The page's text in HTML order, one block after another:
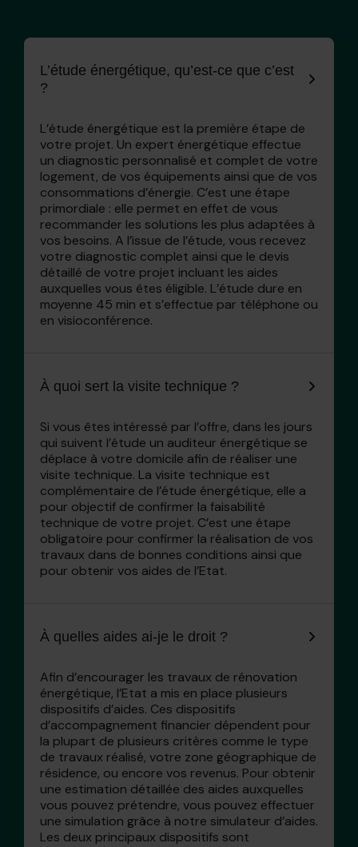
L’étude énergétique, qu’est-ce que c’est
?
L’étude énergétique est la première étape de
votre projet. Un expert énergétique effectue
un diagnostic personnalisé et complet de votre
logement, de vos équipements ainsi que de vos
consommations d’énergie. C’est une étape
primordiale : elle permet en effet de vous
recommander les solutions les plus adaptées à
vos besoins. A l’issue de l’étude, vous recevez
votre diagnostic complet ainsi que le devis
détaillé de votre projet incluant les aides
auxquelles vous êtes éligible. L’étude dure en
moyenne 45 min et s’effectue par téléphone ou
en visioconférence.
À quoi sert la visite technique ?
Si vous êtes intéressé par l’offre, dans les jours
qui suivent l’étude un auditeur énergétique se
déplace à votre domicile afin de réaliser une
visite technique. La visite technique est
complémentaire de l’étude énergétique, elle a
pour objectif de confirmer la faisabilité
technique de votre projet. C’est une étape
obligatoire pour confirmer la réalisation de vos
travaux dans de bonnes conditions ainsi que
pour obtenir vos aides de l’Etat.
À quelles aides ai-je le droit ?
Afin d’encourager les travaux de rénovation
énergétique, l’Etat a mis en place plusieurs
dispositifs d’aides. Ces dispositifs
d’accompagnement financier dépendent pour
la plupart de plusieurs critères comme le type
de travaux réalisé, votre zone géographique de
résidence, ou encore vos revenus. Pour obtenir
une estimation détaillée des aides auxquelles
vous pouvez prétendre, vous pouvez effectuer
une simulation grâce à notre simulateur d’aides.
Les deux principaux dispositifs sont